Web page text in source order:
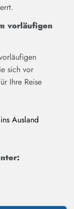
vorläufigen
sich vor
Ihre Reise
Ausland